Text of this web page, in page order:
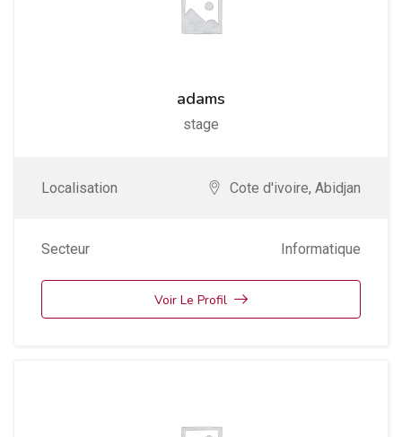
adams
stage
Localisation Cote d'ivoire, Abidjan
Secteur Informatique
Voir Le Profil